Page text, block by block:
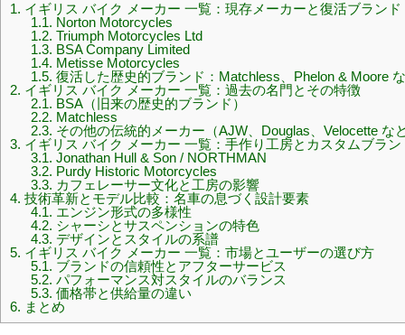
1. イギリス バイク メーカー 一覧：現存メーカーと復活ブランド
1.1. Norton Motorcycles
1.2. Triumph Motorcycles Ltd
1.3. BSA Company Limited
1.4. Metisse Motorcycles
1.5. 復活した歴史的ブランド：Matchless、Phelon & Moore
2. イギリス バイク メーカー 一覧：過去の名門とその特徴
2.1. BSA（旧来の歴史的ブランド）
2.2. Matchless
2.3. その他の伝統的メーカー（AJW、Douglas、Velocette な
3. イギリス バイク メーカー 一覧：手作り工房とカスタムブラン
3.1. Jonathan Hull & Son / NORTHMAN
3.2. Purdy Historic Motorcycles
3.3. カフェレーサー文化と工房の影響
4. 技術革新とモデル比較：名車の息づく設計要素
4.1. エンジン形式の多様性
4.2. シャーシとサスペンションの特色
4.3. デザインとスタイルの系譜
5. イギリス バイク メーカー 一覧：市場とユーザーの選び方
5.1. ブランドの信頼性とアフターサービス
5.2. パフォーマンス対スタイルのバランス
5.3. 価格帯と供給量の違い
6. まとめ